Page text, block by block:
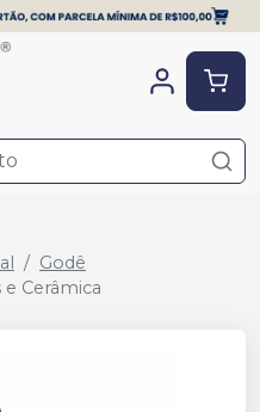
Godê
Cerâmica